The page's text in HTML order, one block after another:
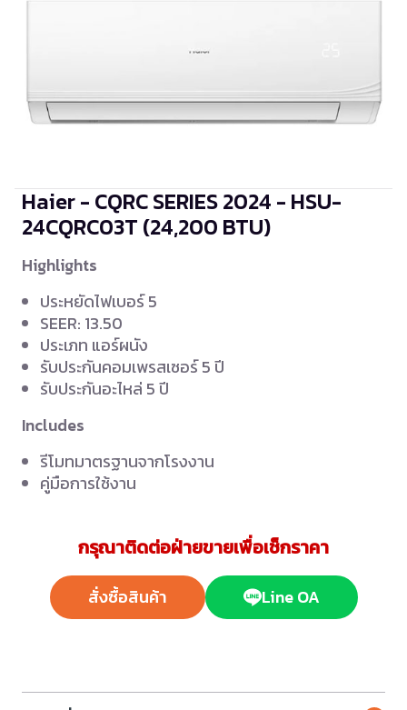
Haier - CQRC SERIES 2024 - HSU-
24CQRC03T (24,200 BTU)
Highlights
ประหยัดไฟเบอร์ 5
SEER: 13.50
ประเภท แอร์ผนัง
รับประกันคอมเพรสเซอร์ 5 ปี
รับประกันอะไหล่ 5 ปี
Includes
รีโมทมาตรฐานจากโรงงาน
คู่มือการใช้งาน
กรุณาติดต่อฝ่ายขายเพื่อเช็กราคา
สั่งซื้อสินค้า Line OA